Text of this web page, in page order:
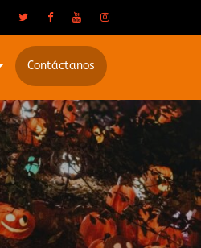
Contáctanos